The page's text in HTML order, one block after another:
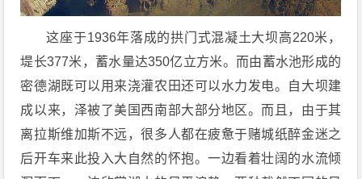
这座于1936年落成的拱门式混凝土大坝高220米，
堤长377米，蓄水量达350亿立方米。而由蓄水池形成的
密德湖既可以用来浇灌农田还可以水力发电。自大坝建
成以来，泽被了美国西南部大部分地区。而且，由于其
离拉斯维加斯不远，很多人都在疲惫于赌城纸醉金迷之
后开车来此投入大自然的怀抱。一边看着壮阔的水流倾